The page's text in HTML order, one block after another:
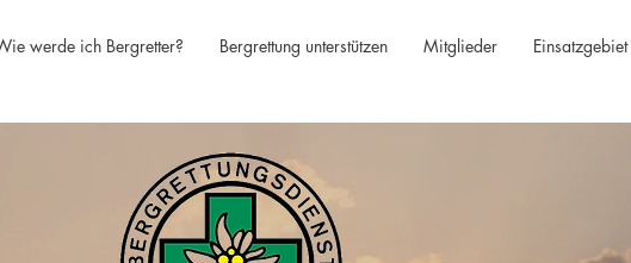
werde ich Bergretter? Bergrettung unterstützen Mitglieder Einsatzgebiet